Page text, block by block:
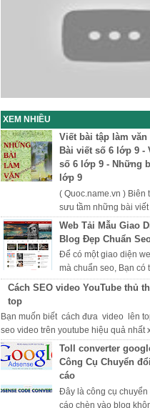
XEM NHIỀU
Viết bài tập làm
Bài viết số 6 lớp 9 -
số 6 lớp 9 - Những
lớp 9
( Quoc.name.vn ) Biên
sưu tầm những bài viết
Chúc các bạn học tốt
Văn Hay, Văn Mẫu
Web Tải Mẫu Giao
Blog Đẹp Chuẩn
Để có một giao diện
mà chuẩn seo, Bạn có
của Mythemeshop với
đẹp và được tối ưu
Cách SEO video YouTube thủ
top
Bạn muốn biết cách đưa video lên
seo video trên youtube hiệu quả nhất
thuật seo video youtube hữ hiệu...
Toll converter
Công Cụ Chuyển
cáo
Đây là công cụ chuyển
cáo chèn vào blog